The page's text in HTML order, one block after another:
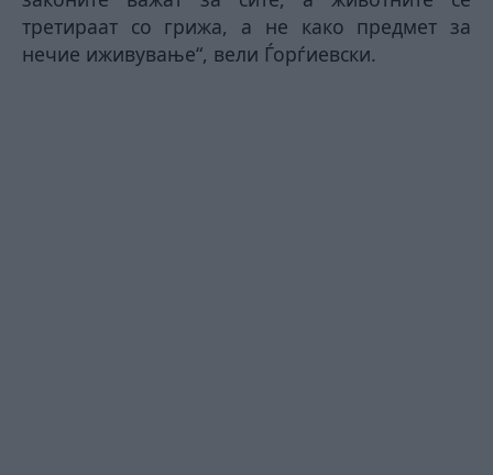
третираат со грижа, а не како предмет за
нечие иживување“, вели Ѓорѓиевски.